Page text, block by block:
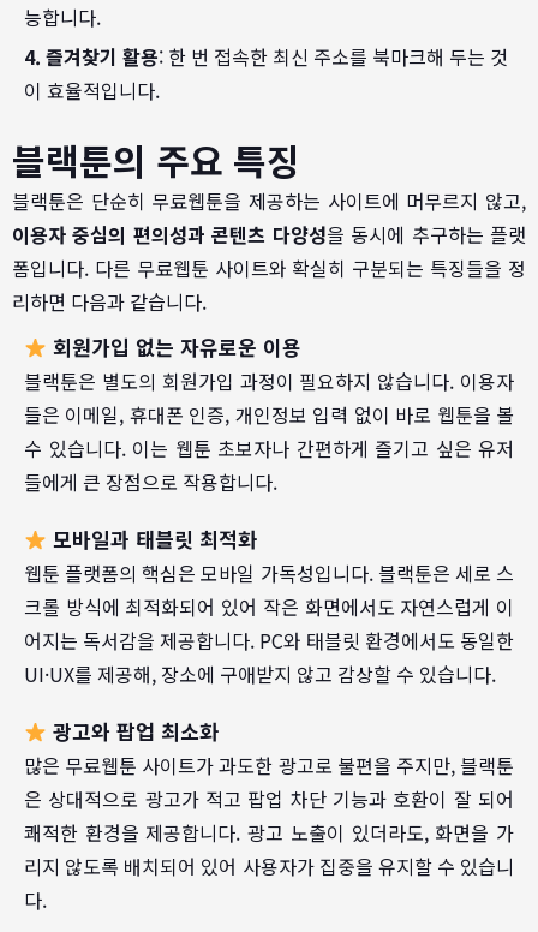
능합니다.
4. 즐겨찾기 활용: 한 번 접속한 최신 주소를 북마크해 두는 것
이 효율적입니다.
블랙툰의 주요 특징
블랙툰은 단순히 무료웹툰을 제공하는 사이트에 머무르지 않고,
이용자 중심의 편의성과 콘텐츠 다양성을 동시에 추구하는 플랫
폼입니다. 다른 무료웹툰 사이트와 확실히 구분되는 특징들을 정
리하면 다음과 같습니다.
회원가입 없는 자유로운 이용
블랙툰은 별도의 회원가입 과정이 필요하지 않습니다. 이용자
들은 이메일, 휴대폰 인증, 개인정보 입력 없이 바로 웹툰을 볼
수 있습니다. 이는 웹툰 초보자나 간편하게 즐기고 싶은 유저
들에게 큰 장점으로 작용합니다.
모바일과 태블릿 최적화
웹툰 플랫폼의 핵심은 모바일 가독성입니다. 블랙툰은 세로 스
크롤 방식에 최적화되어 있어 작은 화면에서도 자연스럽게 이
어지는 독서감을 제공합니다. PC와 태블릿 환경에서도 동일한
UI·UX를 제공해, 장소에 구애받지 않고 감상할 수 있습니다.
광고와 팝업 최소화
많은 무료웹툰 사이트가 과도한 광고로 불편을 주지만, 블랙툰
은 상대적으로 광고가 적고 팝업 차단 기능과 호환이 잘 되어
쾌적한 환경을 제공합니다. 광고 노출이 있더라도, 화면을 가
리지 않도록 배치되어 있어 사용자가 집중을 유지할 수 있습니
다.